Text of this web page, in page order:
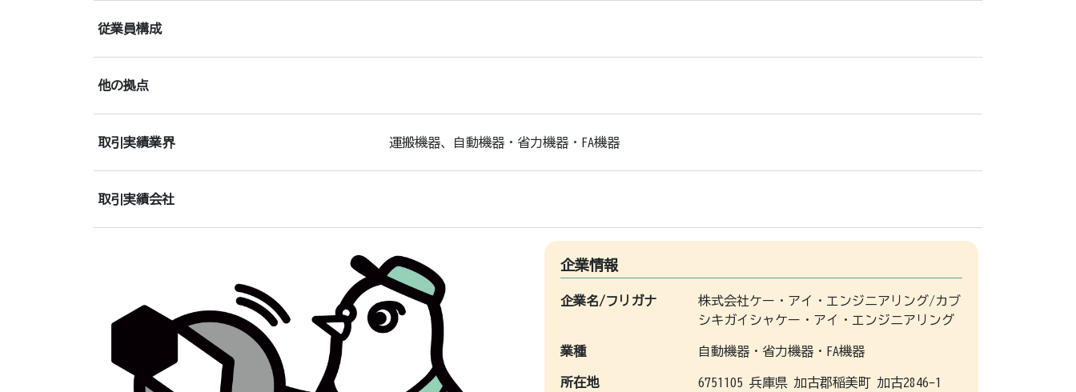
従業員構成
他の拠点
取引実績業界 運搬機器、自動機器・省力機器・FA機器
取引実績会社
企業情報
企業名/フリガナ
株式会社ケー・アイ・エンジニアリング/カブ
シキガイシャケー・アイ・エンジニアリング
業種 自動機器・省力機器・FA機器
所在地 6751105 兵庫県 加古郡稲美町 加古2846-1